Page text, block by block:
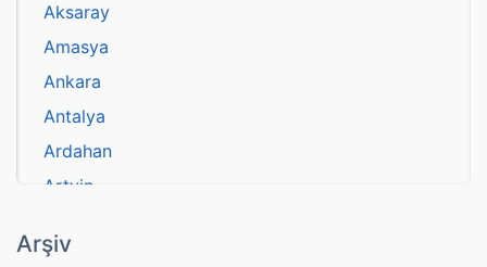
Aksaray
Amasya
Ankara
Antalya
Ardahan
Artvin
Aydın
Arşiv